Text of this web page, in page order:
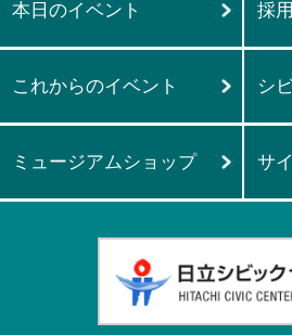
本日のイベント 採
これからのイベント シ
ミュージアムショップ サ